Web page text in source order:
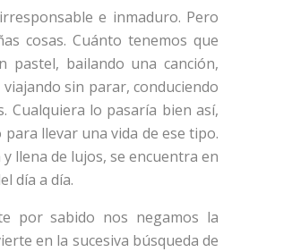
e inmaduro. Pero
cosas. Cuánto tenemos que
bailando una canción,
sin parar, conduciendo
Cualquiera lo pasaría bien así,
llevar una vida de ese tipo.
llena de lujos, se encuentra en
día a día.
por sabido nos negamos la
en la sucesiva búsqueda de